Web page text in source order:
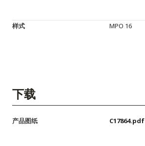
样式 MPO 16
下载
产品图纸 C17864.pdf